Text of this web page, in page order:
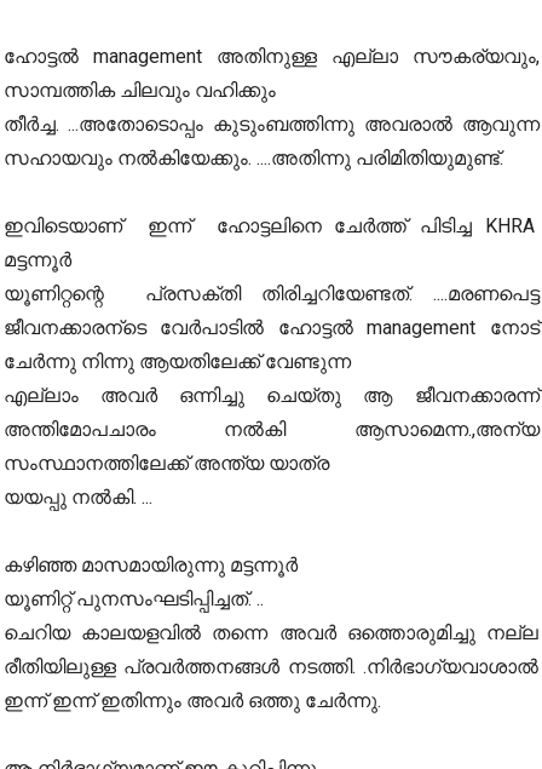
ഹോട്ടൽ management അതിനുള്ള എല്ലാ സൗകര്യവും,
സാമ്പത്തിക ചിലവും വഹിക്കും
തീർച്ച. ...അതോടൊപ്പം കുടുംബത്തിന്നു അവരാൽ ആവുന്ന
സഹായവും നൽകിയേക്കും. ....അതിന്നു പരിമിതിയുമുണ്ട്.
ഇവിടെയാണ്‌ ഇന്ന് ഹോട്ടലിനെ ചേർത്ത് പിടിച്ച KHRA
മട്ടന്നൂർ
യൂണിറ്റന്റെ പ്രസക്തി തിരിച്ചറിയേണ്ടത്. ....മരണപെട്ട
ജീവനക്കാരന്ടെ വേർപാടിൽ ഹോട്ടൽ management നോട്
ചേർന്നു നിന്നു ആയതിലേക്ക് വേണ്ടുന്ന
എല്ലാം അവർ ഒന്നിച്ചു ചെയ്തു ആ ജീവനക്കാരന്ന്
അന്തിമോപചാരം നൽകി ആസാമെന്ന.,അന്യ
സംസ്ഥാനത്തിലേക്ക് അന്ത്യ യാത്ര
യയപ്പു നൽകി. ...
കഴിഞ്ഞ മാസമായിരുന്നു മട്ടന്നൂർ
യൂണിറ്റ് പുനസംഘടിപ്പിച്ചത്. ..
ചെറിയ കാലയളവിൽ തന്നെ അവർ ഒത്തൊരുമിച്ചു നല്ല
രീതിയിലുള്ള പ്രവർത്തനങ്ങൾ നടത്തി. .നിർഭാഗ്യവാശാൽ
ഇന്ന് ഇന്ന് ഇതിന്നും അവർ ഒത്തു ചേർന്നു.